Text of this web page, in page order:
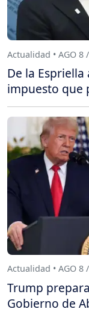
Actualidad • AGO 8
De la
impuesto que
Actualidad • AGO 8
Trump
Gobierno de